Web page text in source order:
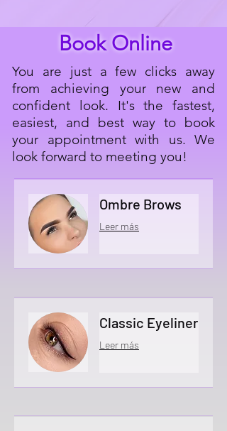
Book Online
You are just a few clicks away
from achieving your new and
confident look. It's the fastest,
easiest, and best way to book
your appointment with us. We
look forward to meeting you!
Ombre Brows
Leer más
Classic Eyeliner
Leer más